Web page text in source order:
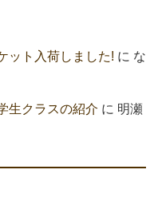
ト入荷しました! に な
クラスの紹介 に 明瀬